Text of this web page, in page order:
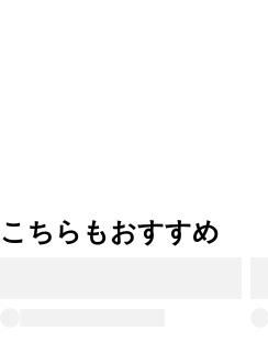
こちらもおすすめ